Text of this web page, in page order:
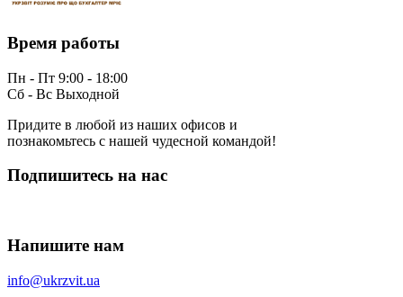
Время работы
Пн - Пт 9:00 - 18:00
Сб - Вс Выходной
Придите в любой из наших офисов и
познакомьтесь с нашей чудесной командой!
Подпишитесь на нас
Напишите нам
info@ukrzvit.ua